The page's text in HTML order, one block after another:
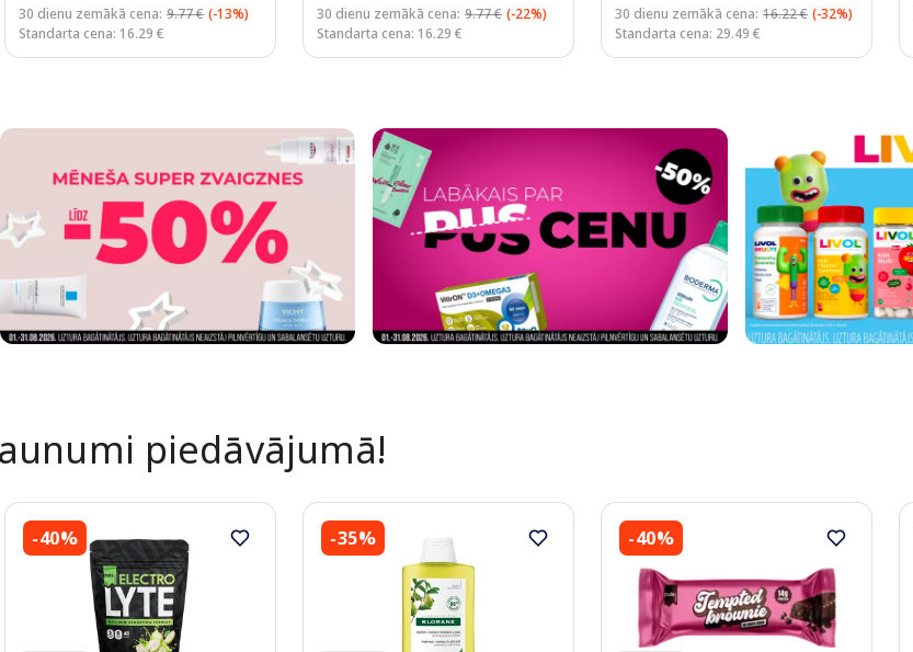
30 dienu zemākā cena: 9.77 € (-13%)
Standarta cena: 16.29 €
30 dienu zemākā cena: 9.77 € (-22%)
Standarta cena: 16.29 €
30 dienu zemākā cena: 16.22 € (-32%)
Standarta cena: 29.49 €
piedāvājumā!
-40% -35% -40%